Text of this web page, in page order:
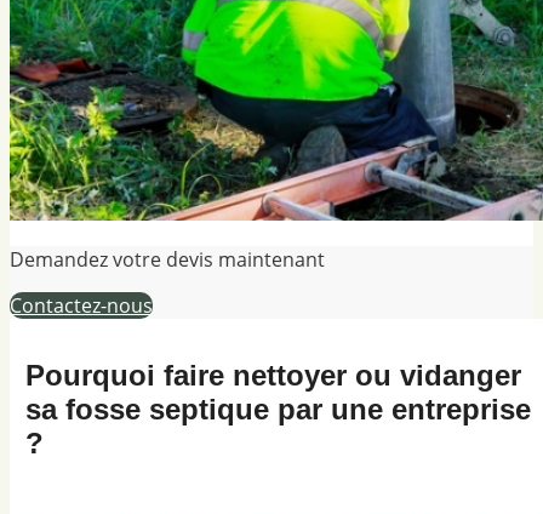
Demandez votre devis maintenant
Contactez-nous
Pourquoi faire nettoyer ou vidanger
sa fosse septique par une entreprise
?